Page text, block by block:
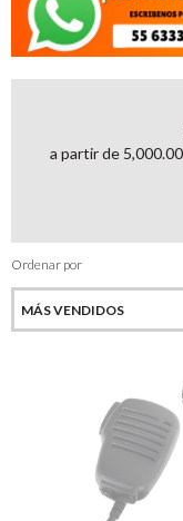
a partir de
Ordenar por